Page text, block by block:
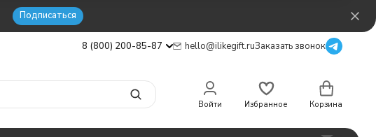
Подписаться
8 (800) 200-85-87 hello@ilikegift.ruЗаказать звонок
Войти Избранное Корзина